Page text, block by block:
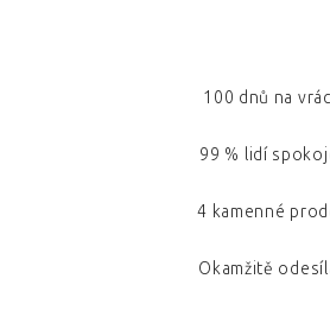
100 dnů na
99 % lidí
4 kamenné
Okamžitě